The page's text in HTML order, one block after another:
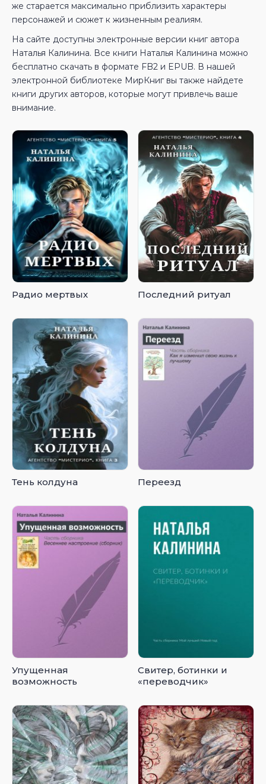
же старается максимально приблизить характеры
персонажей и сюжет к жизненным реалиям.
На сайте доступны электронные версии книг автора
Наталья Калинина. Все книги Наталья Калинина можно
бесплатно скачать в формате FB2 и EPUB. В нашей
электронной библиотеке МирКниг вы также найдете
книги других авторов, которые могут привлечь ваше
внимание.
Радио мертвых Последний ритуал
Тень колдуна Переезд
Упущенная
возможность
Свитер, ботинки и
«переводчик»